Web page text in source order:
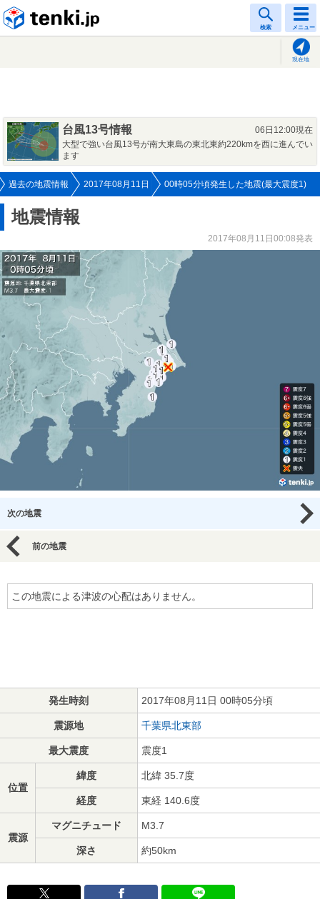
検索 メニュー
現在地
台風13号情報
06日12:00現在
大型で強い台風13号が南大東島の東北東約220kmを西に進んでい
ます
過去の地震情報 2017年08月11日 00時05分頃発生した地震(最大震度1)
地震情報
2017年08月11日00:08発表
次の地震
前の地震
この地震による津波の心配はありません。
発生時刻 2017年08月11日 00時05分頃
震源地 千葉県北東部
最大震度 震度1
位置
緯度 北緯 35.7度
経度 東経 140.6度
震源
マグニチュード M3.7
深さ 約50km